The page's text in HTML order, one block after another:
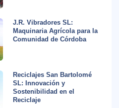
J.R. Vibradores SL:
Maquinaria Agrícola para la
Comunidad de Córdoba
Reciclajes San Bartolomé
SL: Innovación y
Sostenibilidad en el
Reciclaje